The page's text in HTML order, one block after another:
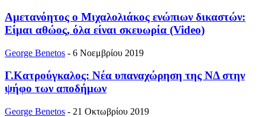
Αμετανόητος ο Μιχαλολιάκος ενώπιων δικαστών:
Είμαι αθώος, όλα είναι σκευωρία (Video)
George Benetos - 6 Νοεμβρίου 2019
Γ.Κατρούγκαλος: Νέα υπαναχώρηση της ΝΔ στην
ψήφο των αποδήμων
George Benetos - 21 Οκτωβρίου 2019